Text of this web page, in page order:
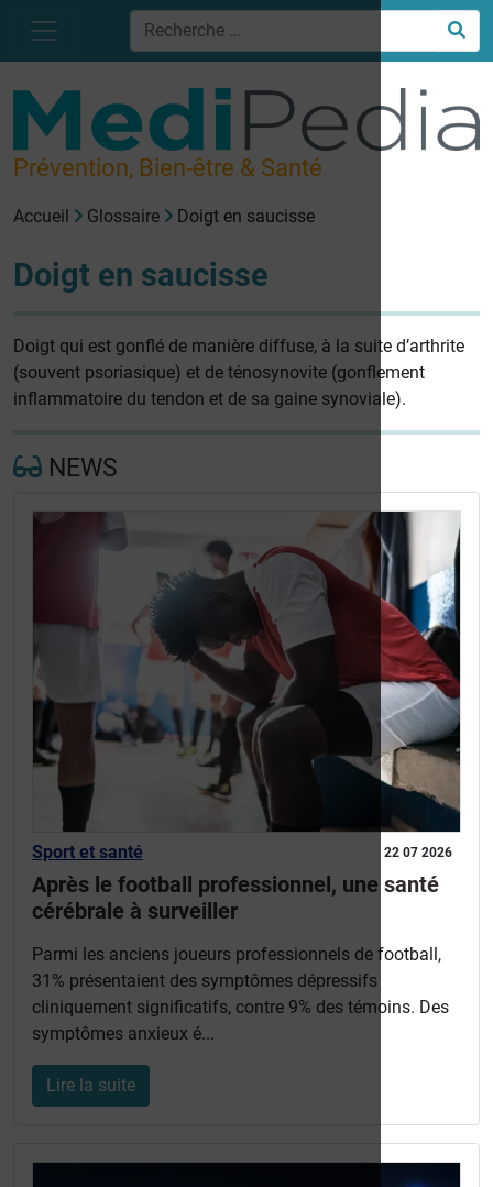
Prévention, Bien-être & Santé
Accueil Glossaire Doigt en saucisse
Doigt en saucisse
Doigt qui est gonflé de manière diffuse, à la suite d’arthrite
(souvent psoriasique) et de ténosynovite (gonflement
inflammatoire du tendon et de sa gaine synoviale).
NEWS
22 07 2026
Sport et santé
Après le football professionnel, une santé
cérébrale à surveiller
Parmi les anciens joueurs professionnels de football,
31% présentaient des symptômes dépressifs
cliniquement significatifs, contre 9% des témoins. Des
symptômes anxieux é...
Lire la suite